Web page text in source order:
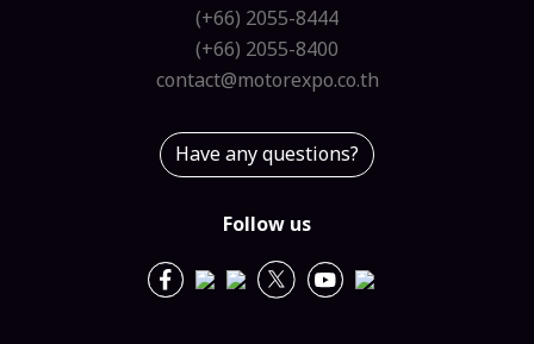
(+66) 2055-8444
(+66) 2055-8400
contact@motorexpo.co.th
Have any questions?
Follow us